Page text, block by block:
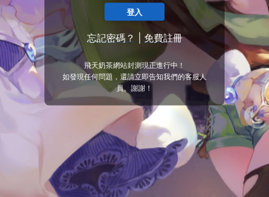
登入
忘記密碼？ 免費註冊
飛天奶茶網站封測現正進行中！
如發現任何問題，還請立即告知我們的客服人
員。謝謝！